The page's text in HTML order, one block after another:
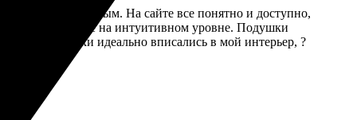
и приятным. На сайте все понятно и доступно,
так как все на интуитивном уровне. Подушки
Подушки идеально вписались в мой интерьер, ?